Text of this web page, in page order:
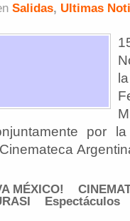
Salidas, Ultimas
por
MÉXICO!
Espectáculos